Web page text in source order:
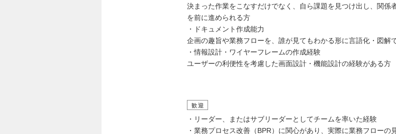
決まった作業をこなすだけでなく、自ら課題を見つけ出し、関係
を前に進められる方
・ドキュメント作成能力
企画の趣旨や業務フローを、誰が見てもわかる形に言語化・図解
・情報設計・ワイヤーフレームの作成経験
ユーザーの利便性を考慮した画面設計・機能設計の経験がある方
歓迎
・リーダー、またはサブリーダーとしてチームを率いた経験
・業務プロセス改善（BPR）に関心があり、実際に業務フローの